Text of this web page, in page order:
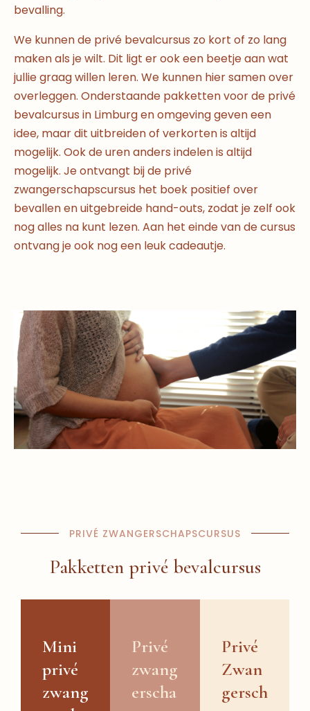
bevalling.
We kunnen de privé bevalcursus zo kort of zo lang
maken als je wilt. Dit ligt er ook een beetje aan wat
jullie graag willen leren. We kunnen hier samen over
overleggen. Onderstaande pakketten voor de privé
bevalcursus in Limburg en omgeving geven een
idee, maar dit uitbreiden of verkorten is altijd
mogelijk. Ook de uren anders indelen is altijd
mogelijk. Je ontvangt bij de privé
zwangerschapscursus het boek positief over
bevallen en uitgebreide hand-outs, zodat je zelf ook
nog alles na kunt lezen. Aan het einde van de cursus
ontvang je ook nog een leuk cadeautje.
PRIVÉ ZWANGERSCHAPSCURSUS
Pakketten privé bevalcursus
Mini
privé
zwang
Privé
zwang
erscha
Privé
Zwan
gersch